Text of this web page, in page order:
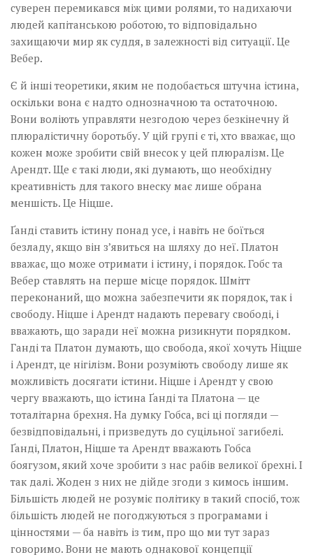
суверен перемикався між цими ролями, то надихаючи
людей капітанською роботою, то відповідально
захищаючи мир як суддя, в залежності від ситуації. Це
Вебер.
Є й інші теоретики, яким не подобається штучна істина,
оскільки вона є надто однозначною та остаточною.
Вони воліють управляти незгодою через безкінечну й
плюралістичну боротьбу. У цій групі є ті, хто вважає, що
кожен може зробити свій внесок у цей плюралізм. Це
Арендт. Ще є такі люди, які думають, що необхідну
креативність для такого внеску має лише обрана
меншість. Це Ніцше.
Ґанді ставить істину понад усе, і навіть не боїться
безладу, якщо він з’явиться на шляху до неї. Платон
вважає, що може отримати і істину, і порядок. Гобс та
Вебер ставлять на перше місце порядок. Шмітт
переконаний, що можна забезпечити як порядок, так і
свободу. Ніцше і Арендт надають перевагу свободі, і
вважають, що заради неї можна ризикнути порядком.
Ганді та Платон думають, що свобода, якої хочуть Ніцше
і Арендт, це нігілізм. Вони розуміють свободу лише як
можливість досягати істини. Ніцше і Арендт у свою
чергу вважають, що істина Ґанді та Платона — це
тоталітарна брехня. На думку Гобса, всі ці погляди —
безвідповідальні, і призведуть до суцільної загибелі.
Ґанді, Платон, Ніцше та Арендт вважають Гобса
боягузом, який хоче зробити з нас рабів великої брехні. І
так далі. Жоден з них не дійде згоди з кимось іншим.
Більшість людей не розуміє політику в такий спосіб, тож
більшість людей не погоджуються з програмами і
цінностями — ба навіть із тим, про що ми тут зараз
говоримо. Вони не мають однакової концепції